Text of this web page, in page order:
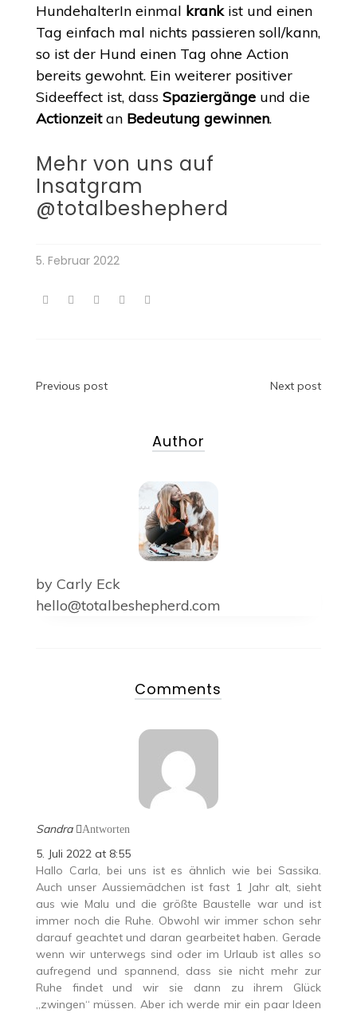
HundehalterIn einmal krankist und einen
Tag einfach mal nichts passieren soll/kann,
so ist der Hund einen Tag ohne Action
bereits gewohnt. Ein weiterer positiver
Sideeffect ist, dass Spaziergängeund die
Actionzeitan Bedeutung gewinnen.
Mehr von uns auf
Insatgram
@totalbeshepherd
5. Februar 2022
Beitragsnavigation
Previous post Next post
Author
by Carly Eck
hello@totalbeshepherd.com
Comments
Sandra Antworten
5. Juli 2022 at 8:55
Hallo Carla, bei uns ist es ähnlich wie bei Sassika.
Auch unser Aussiemädchen ist fast 1 Jahr alt, sieht
aus wie Malu und die größte Baustelle war und ist
immer noch die Ruhe. Obwohl wir immer schon sehr
darauf geachtet und daran gearbeitet haben. Gerade
wenn wir unterwegs sind oder im Urlaub ist alles so
aufregend und spannend, dass sie nicht mehr zur
Ruhe findet und wir sie dann zu ihrem Glück
„zwingen“ müssen. Aber ich werde mir ein paar Ideen